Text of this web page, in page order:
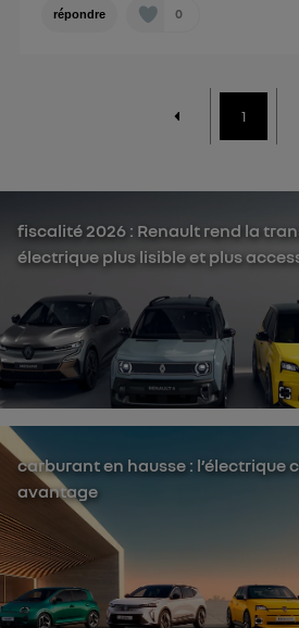
répondre 0
1
fiscalité 2026 : Renault rend la
électrique plus lisible et plus
carburant en hausse : l’électrique
avantage